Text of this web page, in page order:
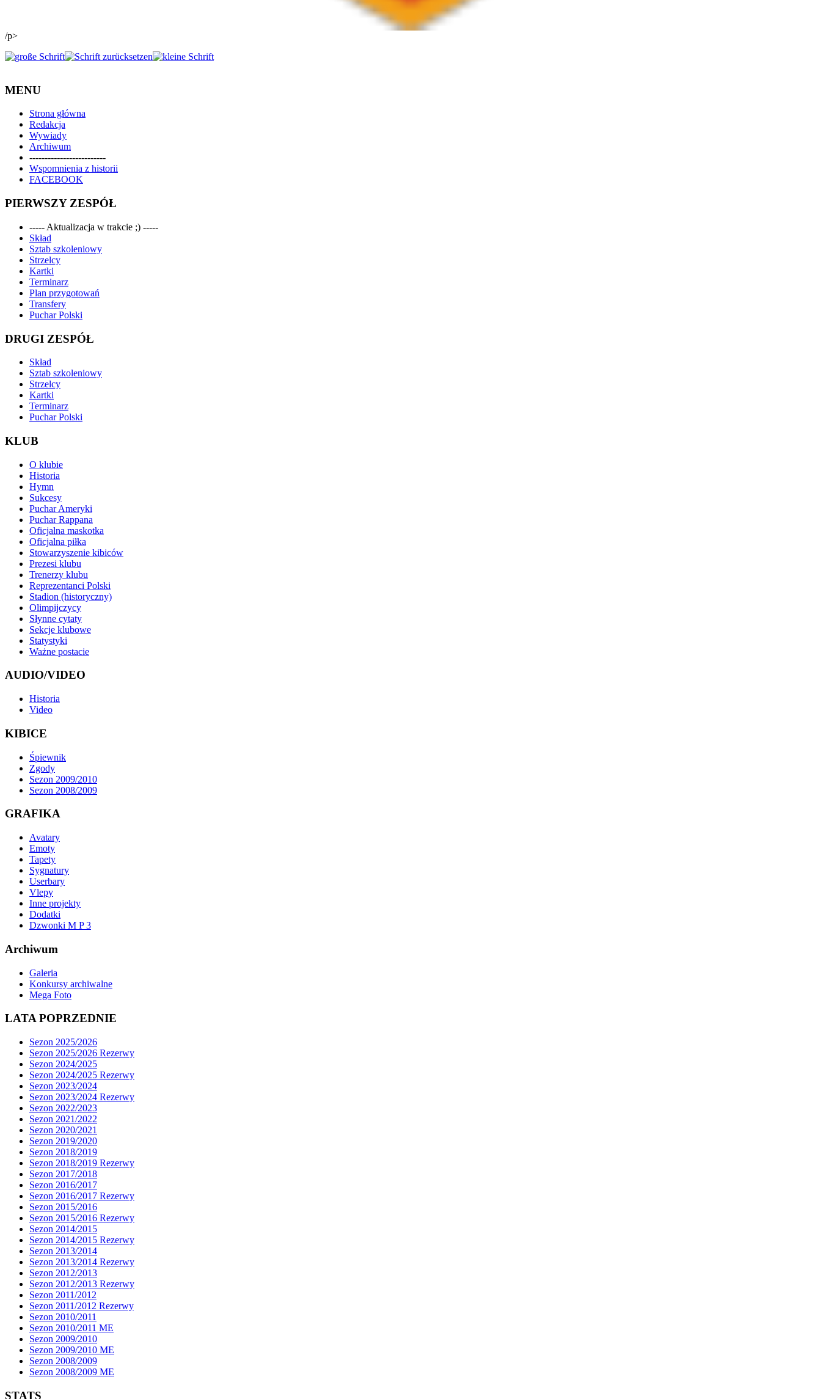
/p>
MENU
Strona główna
Redakcja
Wywiady
Archiwum
-------------------------
Wspomnienia z historii
FACEBOOK
PIERWSZY ZESPÓŁ
----- Aktualizacja w trakcie ;) -----
Skład
Sztab szkoleniowy
Strzelcy
Kartki
Terminarz
Plan przygotowań
Transfery
Puchar Polski
DRUGI ZESPÓŁ
Skład
Sztab szkoleniowy
Strzelcy
Kartki
Terminarz
Puchar Polski
KLUB
O klubie
Historia
Hymn
Sukcesy
Puchar Ameryki
Puchar Rappana
Oficjalna maskotka
Oficjalna piłka
Stowarzyszenie kibiców
Prezesi klubu
Trenerzy klubu
Reprezentanci Polski
Stadion (historyczny)
Olimpijczycy
Słynne cytaty
Sekcje klubowe
Statystyki
Ważne postacie
AUDIO/VIDEO
Historia
Video
KIBICE
Śpiewnik
Zgody
Sezon 2009/2010
Sezon 2008/2009
GRAFIKA
Avatary
Emoty
Tapety
Sygnatury
Userbary
Vlepy
Inne projekty
Dodatki
Dzwonki M P 3
Archiwum
Galeria
Konkursy archiwalne
Mega Foto
LATA POPRZEDNIE
Sezon 2025/2026
Sezon 2025/2026 Rezerwy
Sezon 2024/2025
Sezon 2024/2025 Rezerwy
Sezon 2023/2024
Sezon 2023/2024 Rezerwy
Sezon 2022/2023
Sezon 2021/2022
Sezon 2020/2021
Sezon 2019/2020
Sezon 2018/2019
Sezon 2018/2019 Rezerwy
Sezon 2017/2018
Sezon 2016/2017
Sezon 2016/2017 Rezerwy
Sezon 2015/2016
Sezon 2015/2016 Rezerwy
Sezon 2014/2015
Sezon 2014/2015 Rezerwy
Sezon 2013/2014
Sezon 2013/2014 Rezerwy
Sezon 2012/2013
Sezon 2012/2013 Rezerwy
Sezon 2011/2012
Sezon 2011/2012 Rezerwy
Sezon 2010/2011
Sezon 2010/2011 ME
Sezon 2009/2010
Sezon 2009/2010 ME
Sezon 2008/2009
Sezon 2008/2009 ME
STATS